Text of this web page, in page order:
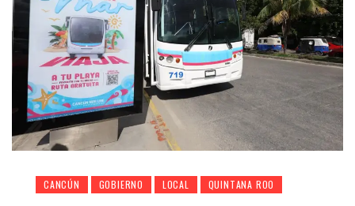
CANCÚN GOBIERNO LOCAL QUINTANA ROO